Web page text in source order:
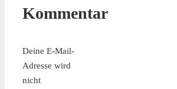
Kommentar
Deine E-Mail-
Adresse wird
nicht